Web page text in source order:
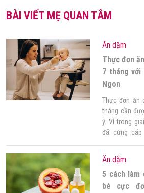
BÀI VIẾT MẸ QUAN TÂM
Ăn dặm
Thực đơn
7 tháng với
Ngon
Thực đơn ăn
tháng cần
ý. Vì trong
đã cứng cáp
thuộc vào
từ sữa mẹ. Do
dặm của bé
thay đổi khá […]
Ăn dặm
5 cách làm
bé cực